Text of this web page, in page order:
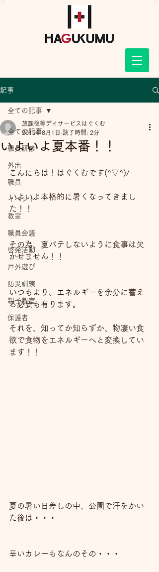
記事
全ての記事
職員研修
外出
職員
イベント
教室
職員会議
啓発活動
戸外遊び
防災訓練
親子教室
保護者
全ての記事
いよいよ夏本番！！
放課後等デイサービスはぐくむ
2019年8月1日 読了時間: 2分
こんにちは！はぐくむです(^▽^)/
いよいよ本格的に暑くなってきまし
た！！
その為、夏バテしないように食事は欠
かせません！！
いつもより、エネルギーを余分に蓄え
る必要も有ります。
それを、知ってか知らずか、物凄い食
欲で食物をエネルギーへと変換してい
ます！！
夏の暑い日差しの中、公園で汗をかい
た後は・・・
辛いカレーもなんのその・・・